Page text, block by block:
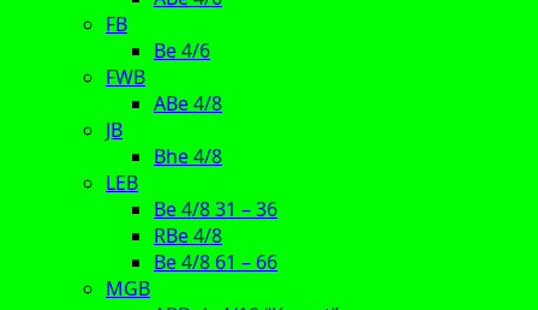
FB
Be 4/6
FWB
ABe 4/8
JB
Bhe 4/8
LEB
Be 4/8 31 – 36
RBe 4/8
Be 4/8 61 – 66
MGB